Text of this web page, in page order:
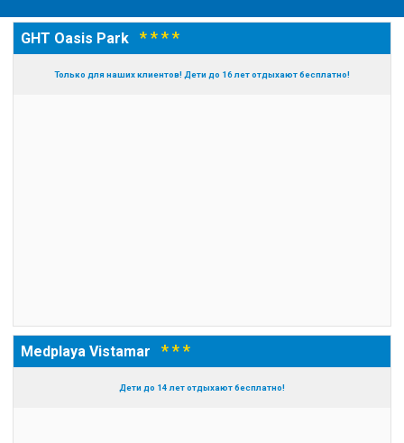
GHT Oasis Park* * * *
Только для наших клиентов! Дети до 16 лет отдыхают бесплатно!
Medplaya Vistamar* * *
Дети до 14 лет отдыхают бесплатно!